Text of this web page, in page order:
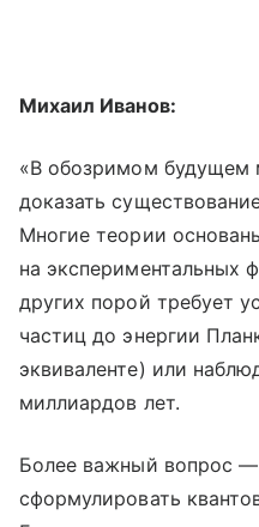
Михаил Иванов:
«В обозримом
доказать
Многие теории
на экспериментальных
других порой требует
частиц до энергии
эквиваленте) или
миллиардов лет.
Более важный вопрос —
сформулировать